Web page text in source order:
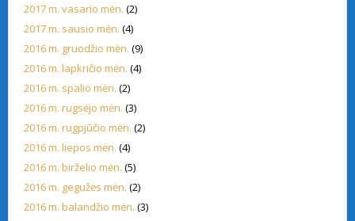
2017 m. vasario mėn. (2)
2017 m. sausio mėn. (4)
2016 m. gruodžio mėn. (9)
2016 m. lapkričio mėn. (4)
2016 m. spalio mėn. (2)
2016 m. rugsėjo mėn. (3)
2016 m. rugpjūčio mėn. (2)
2016 m. liepos mėn. (4)
2016 m. birželio mėn. (5)
2016 m. gegužės mėn. (2)
2016 m. balandžio mėn. (3)